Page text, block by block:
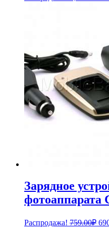
Зарядное
фотоаппарата
Распродажа! 759.00₽